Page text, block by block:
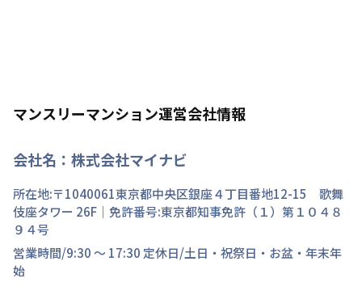
マンスリーマンション運営会社情報
会社名： 株式会社マイナビ
所在地:〒1040061東京都中央区銀座４丁目番地12-15 歌舞
伎座タワー 26F ｜免許番号:東京都知事免許（１）第１０４８
９４号
営業時間/9:30 ～ 17:30 定休日/土日・祝祭日・お盆・年末年
始